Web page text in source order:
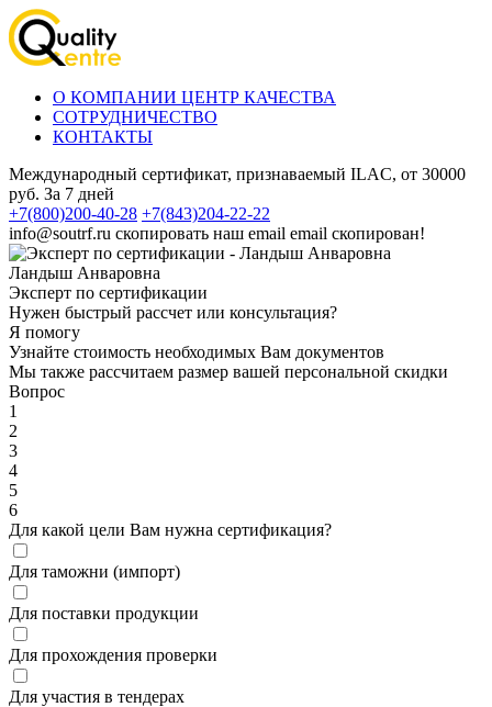
О КОМПАНИИ ЦЕНТР КАЧЕСТВА
СОТРУДНИЧЕСТВО
КОНТАКТЫ
Международный сертификат, признаваемый ILAC, от 30000
руб. За 7 дней
+7(800)200-40-28 +7(843)204-22-22
info@soutrf.ru скопировать наш email email скопирован!
Ландыш Анваровна
Эксперт по сертификации
Нужен быстрый рассчет или консультация?
Я помогу
Узнайте стоимость необходимых Вам документов
Мы также рассчитаем размер вашей персональной скидки
Вопрос
1
2
3
4
5
6
Для какой цели Вам нужна сертификация?
Для таможни (импорт)
Для поставки продукции
Для прохождения проверки
Для участия в тендерах